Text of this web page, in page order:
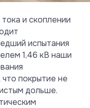
и скоплении
испытания
1,46 кВ наши
покрытие не
дольше.